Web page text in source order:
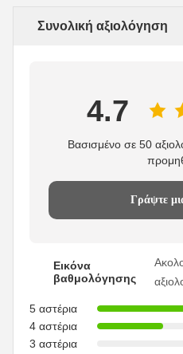
Συνολική αξιολόγηση
4.7
Βασισμένο σε 50
Γράψτε
Εικόνα
βαθμολόγησης
5 αστέρια
4 αστέρια
3 αστέρια